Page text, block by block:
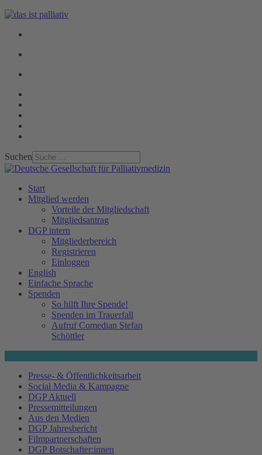
Suchen
Start
Mitglied werden
Vorteile der Mitgliedschaft
Mitgliedsantrag
DGP intern
Mitgliederbereich
Registrieren
Einloggen
English
Einfache Sprache
Spenden
So hilft Ihre Spende!
Spenden im Trauerfall
Aufruf Comedian Stefan
Schöttler
Presse- & Öffentlichkeitsarbeit
Social Media & Kampagne
DGP Aktuell
Pressemitteilungen
Aus den Medien
DGP Jahresbericht
Filmpartnerschaften
DGP Botschafter:innen